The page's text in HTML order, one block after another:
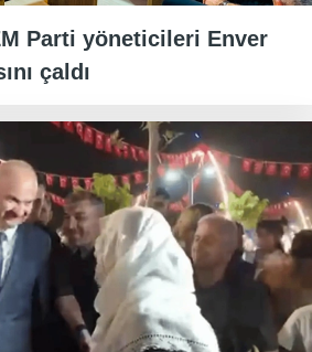
Parti yöneticileri Enver
çaldı